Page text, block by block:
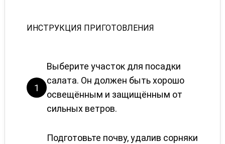
ИНСТРУКЦИЯ ПРИГОТОВЛЕНИЯ
1
Выберите участок для посадки
салата. Он должен быть хорошо
освещённым и защищённым от
сильных ветров.
Подготовьте почву, удалив сорняки